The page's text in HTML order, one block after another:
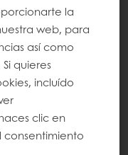
mi contraseña.
en ""solicitud
que decía
y que debía
Cuando
que su
de correo
datos
la
web, para
así como
quieres
incluído
clic en
consentimiento